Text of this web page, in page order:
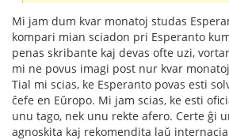
Mi jam dum kvar monatoj studas
kompari mian sciadon pri Esperanto
penas skribante kaj devas ofte uzi,
mi ne povus imagi post nur kvar
Tial mi scias, ke Esperanto povas esti
ĉefe en Eŭropo. Mi jam scias, ke esti
unu tago, nek unu rekte afero. Certe ĝi
agnoskita kaj rekomendita laŭ